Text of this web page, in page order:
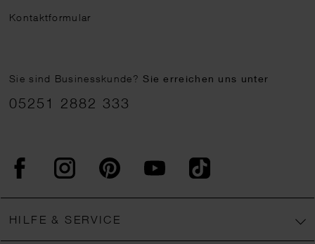
Kontaktformular
Sie sind Businesskunde?Sie erreichen uns unter
05251 2882 333
FacebookInstagram PinterestYouTubeTikTok
HILFE & SERVICE